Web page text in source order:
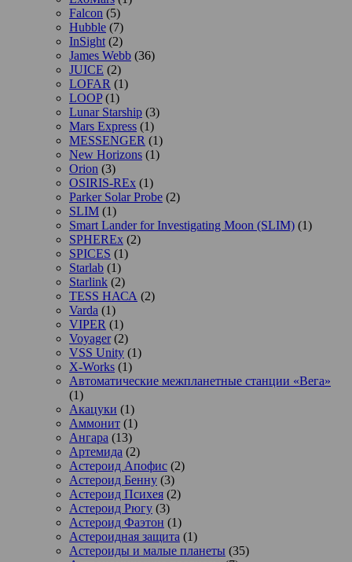
Falcon (5)
Hubble (7)
InSight (2)
James Webb (36)
JUICE (2)
LOFAR (1)
LOOP(1)
Lunar Starship (3)
Mars Express (1)
MESSENGER (1)
New Horizons (1)
Orion (3)
OSIRIS-REx (1)
Parker Solar Probe (2)
SLIM (1)
Smart Lander for Investigating Moon (SLIM) (1)
SPHEREx (2)
SPICES (1)
Starlab (1)
Starlink (2)
TESS НАСА (2)
Varda (1)
VIPER (1)
Voyager(2)
VSS Unity (1)
X-Works (1)
Автоматические межпланетные станции «Вега»
(1)
Акацуки (1)
Аммонит (1)
Ангара (13)
Артемида (2)
Астероид Апофис (2)
Астероид Бенну (3)
Астероид Психея (2)
Астероид Рюгу (3)
Астероид Фаэтон (1)
Астероидная защита (1)
Астероиды и малые планеты (35)